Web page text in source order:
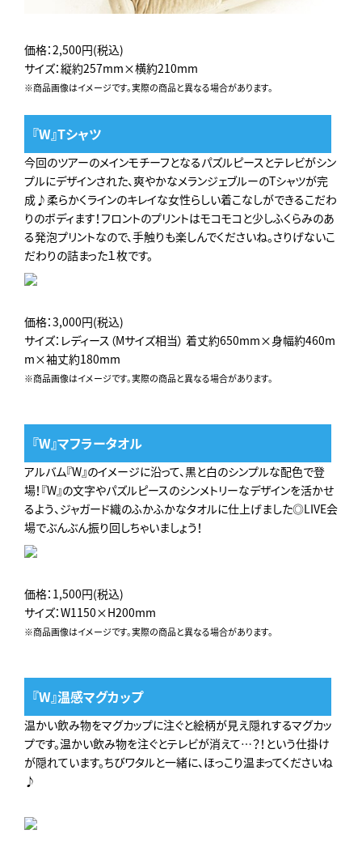
価格：2,500円(税込)
サイズ：縦約257mm×横約210mm
※商品画像はイメージです。実際の商品と異なる場合があります。
『W』Tシャツ
今回のツアーのメインモチーフとなるパズルピースとテレビがシン
プルにデザインされた、爽やかなメランジェブルーのTシャツが完
成♪柔らかくラインのキレイな女性らしい着こなしができるこだわ
りのボディます！フロントのプリントはモコモコと少しふくらみのあ
る発泡プリントなので、手触りも楽しんでくださいね。さりげないこ
だわりの詰まった１枚です。
価格：3,000円(税込)
サイズ：レディース（Mサイズ相当） 着丈約650mm×身幅約460m
m×袖丈約180mm
※商品画像はイメージです。実際の商品と異なる場合があります。
『W』マフラータオル
アルバム『W』のイメージに沿って、黒と白のシンプルな配色で登
場！『W』の文字やパズルピースのシンメトリーなデザインを活かせ
るよう、ジャガード織のふかふかなタオルに仕上げました◎LIVE会
場でぶんぶん振り回しちゃいましょう！
価格：1,500円(税込)
サイズ：W1150×H200mm
※商品画像はイメージです。実際の商品と異なる場合があります。
『W』温感マグカップ
温かい飲み物をマグカップに注ぐと絵柄が見え隠れするマグカッ
プです。温かい飲み物を注ぐとテレビが消えて…？！という仕掛け
が隠れています。ちびワタルと一緒に、ほっこり温まってくださいね
♪